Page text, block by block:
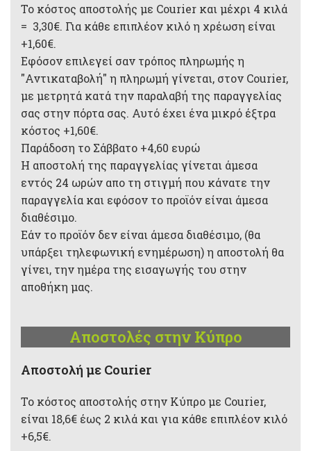
Το κόστος αποστολής με Courier και μέχρι 4 κιλά
= 3,30€. Για κάθε επιπλέον κιλό η χρέωση είναι
+1,60€.
Εφόσον επιλεγεί σαν τρόπος πληρωμής η
"Αντικαταβολή" η πληρωμή γίνεται, στον Courier,
με μετρητά κατά την παραλαβή της παραγγελίας
σας στην πόρτα σας. Αυτό έχει ένα μικρό έξτρα
κόστος +1,60€.
Παράδοση το Σάββατο +4,60 ευρώ
Η αποστολή της παραγγελίας γίνεται άμεσα
εντός 24 ωρών απο τη στιγμή που κάνατε την
παραγγελία και εφόσον το προϊόν είναι άμεσα
διαθέσιμο.
Εάν το προϊόν δεν είναι άμεσα διαθέσιμο, (θα
υπάρξει τηλεφωνική ενημέρωση) η αποστολή θα
γίνει, την ημέρα της εισαγωγής του στην
αποθήκη μας.
Αποστολές στην Κύπρο
Aποστολή με Courier
Το κόστος αποστολής στην Κύπρο με Courier,
είναι 18,6€ έως 2 κιλά και για κάθε επιπλέον κιλό
+6,5€.